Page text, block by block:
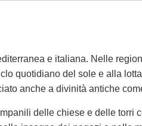
e italiana. Nelle
quotidiano del sole e alla
anche a divinità antiche
delle chiese e delle torri